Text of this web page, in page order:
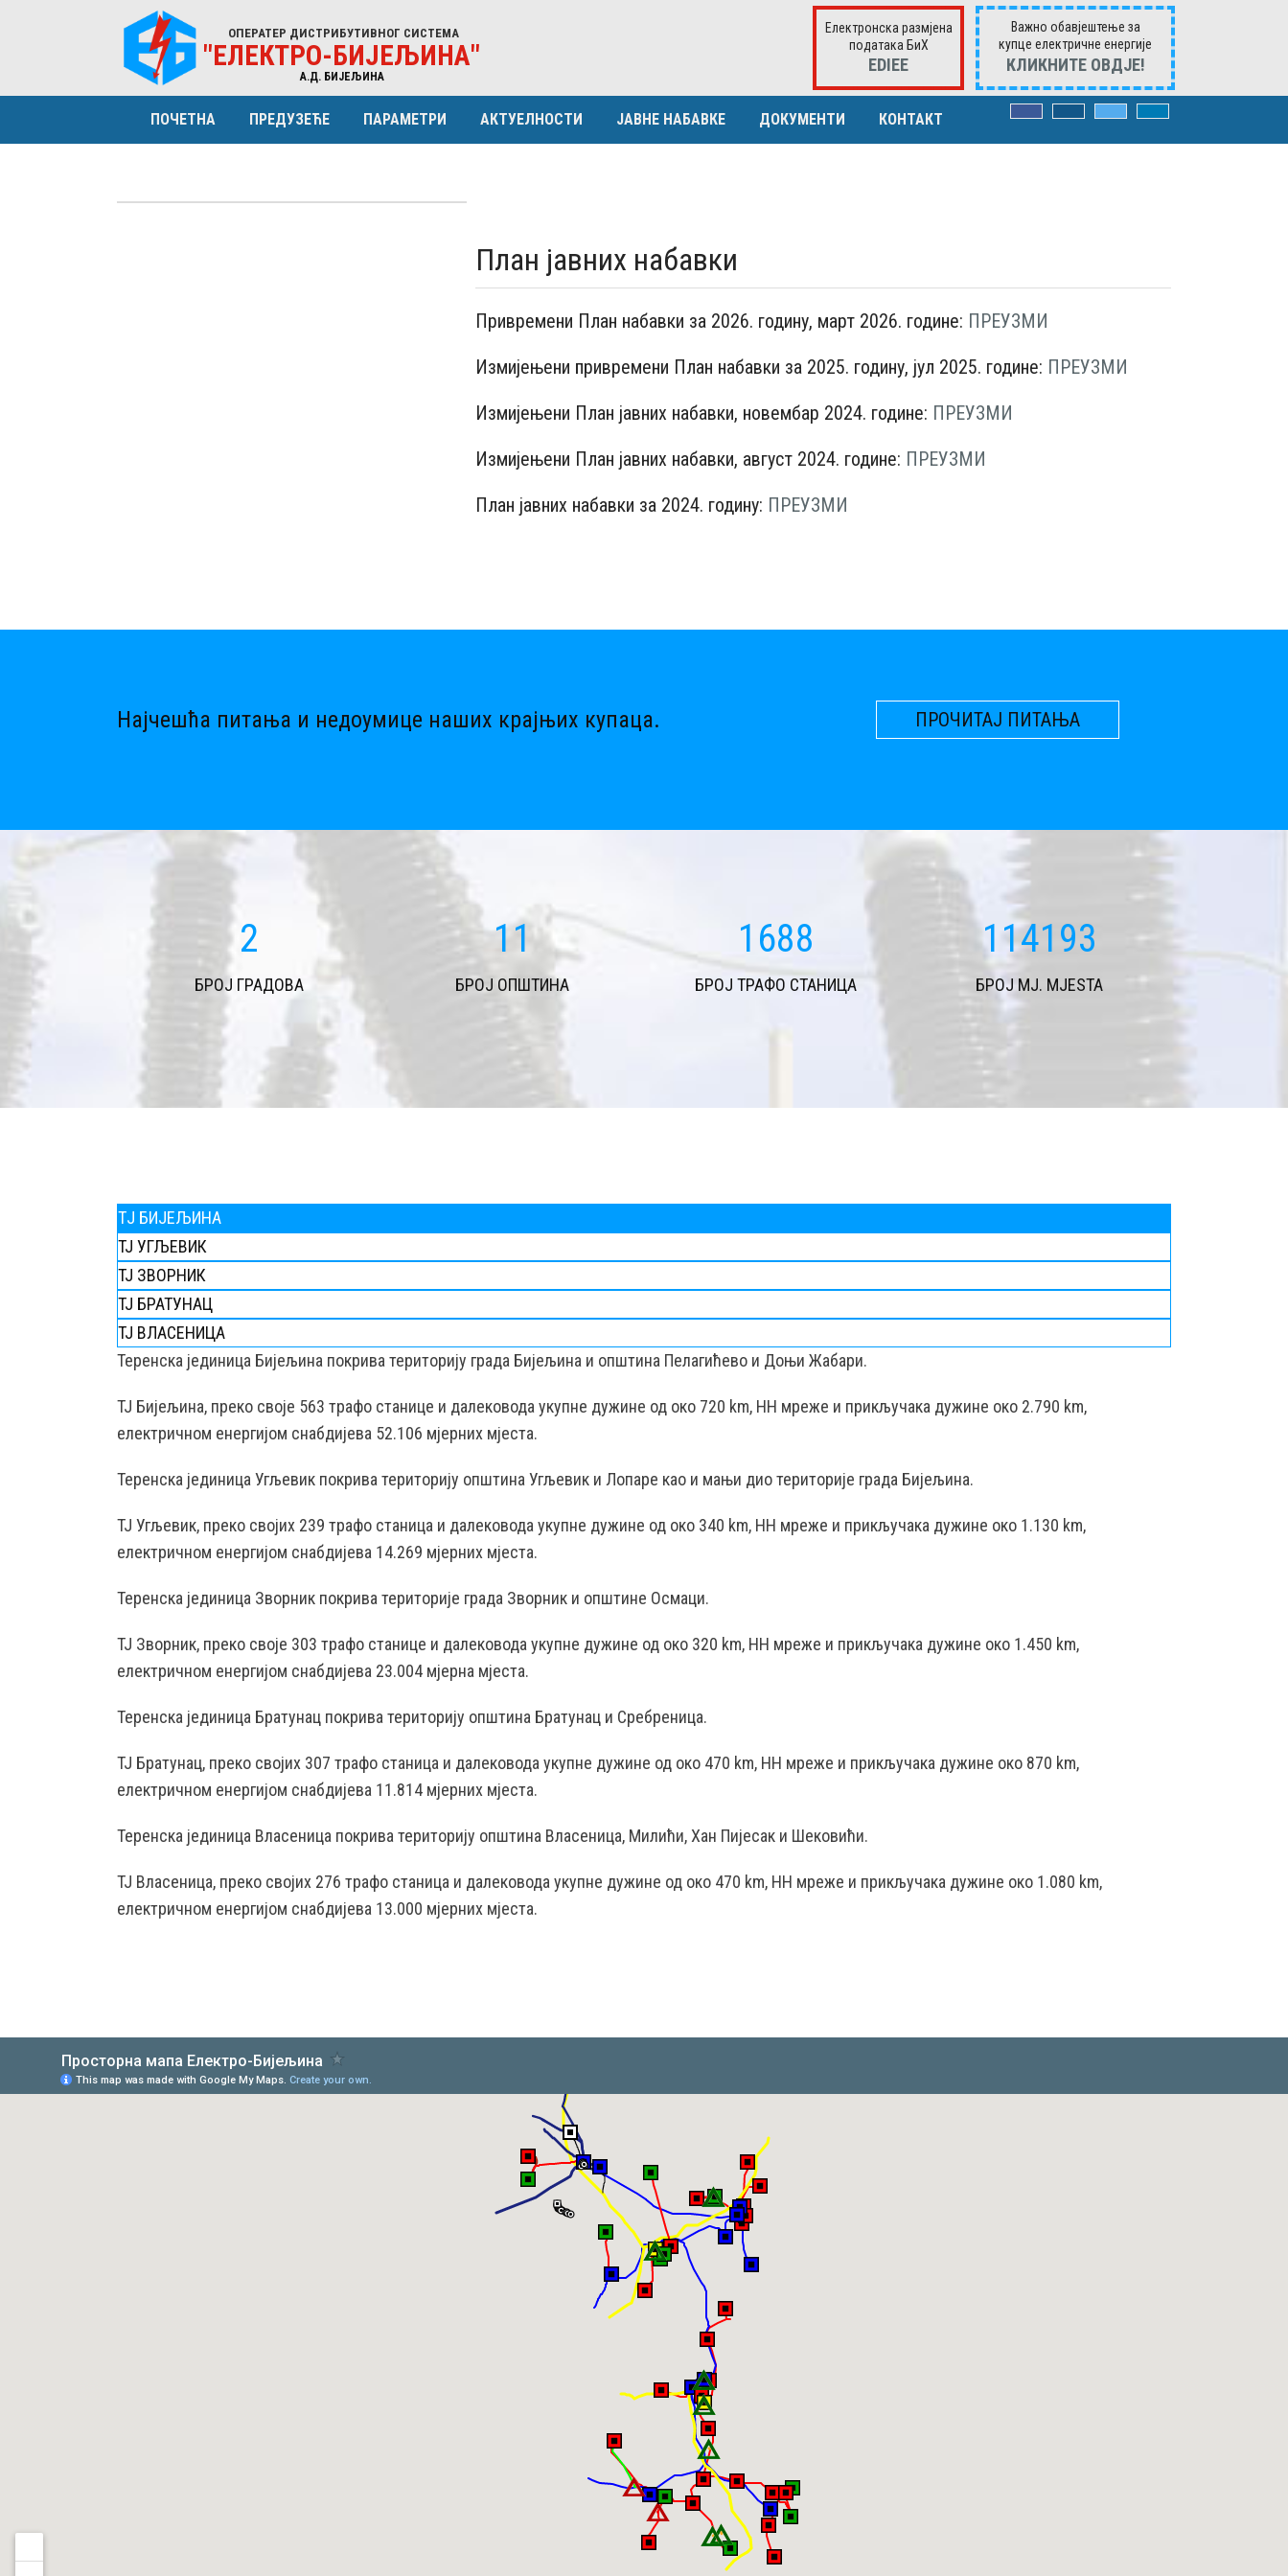
ОПЕРАТЕР ДИСТРИБУТИВНОГ СИСТЕМА
"ЕЛЕКТРО-БИЈЕЉИНА"
A.Д. БИЈЕЉИНА
Електронска размјена
података БиХ
ЕDIEE
Важно обавјештење за
купце електричне енергије
КЛИКНИTE ОВДЈЕ!
ПОЧЕТНА ПРЕДУЗЕЋЕ
ОРГАНИЗАЦИЈА СКУПШТИНА
ПАРАМЕТРИ
ЕНЕРГИЈА
АКТУЕЛНОСТИ ЈАВНЕ НАБАВКЕ
Извјештај о директним споразумима
ДОКУМЕНТИ КОНТАКТ
План јавних набавки
Привремени План набавки за 2026. годину, март 2026. године: ПРЕУЗМИ
Измијењени привремени План набавки за 2025. годину, јул 2025. године: ПРЕУЗМИ
Измијењени План јавних набавки, новембар 2024. године: ПРЕУЗМИ
Измијењени План јавних набавки, август 2024. године: ПРЕУЗМИ
План јавних набавки за 2024. годину: ПРЕУЗМИ
Најчешћа питања и недоумице наших крајњих купаца. ПРОЧИТАЈ ПИТАЊА
2
БРОЈ ГРАДОВА
11
БРОЈ ОПШТИНА
1688
БРОЈ ТРАФО СТАНИЦА
114193
БРОЈ MJ. MJESTA
TЈ БИЈЕЉИНА
ТЈ УГЉЕВИК
ТЈ ЗВОРНИК
ТЈ БРАТУНАЦ
ТЈ ВЛАСЕНИЦА
Teренска јединица Бијељина покрива територију града Бијељина и општина Пелагићево и Доњи Жабари.
ТЈ Бијељина, преко својe 563 трафо станице и далековода укупне дужине од око 720 km, НН мреже и прикључака дужине око 2.790 km,
електричном енергијом снабдијева 52.106 мјерних мјеста.
Теренска јединица Угљевик покрива територију општина Угљевик и Лопаре као и мањи дио територије градa Бијељина.
ТЈ Угљевик, преко својих 239 трафо станица и далековода укупне дужине од око 340 km, НН мреже и прикључака дужине око 1.130 km,
електричном енергијом снабдијева 14.269 мјерних мјеста.
Теренска јединица Зворник покрива територије града Зворник и општине Осмаци.
ТЈ Зворник, преко своје 303 трафо станице и далековода укупне дужине од око 320 km, НН мреже и прикључака дужине око 1.450 km,
електричном енергијом снабдијева 23.004 мјерна мјеста.
Теренска јединица Братунац покрива територију општина Братунац и Сребреница.
ТЈ Братунац, преко својих 307 трафо станица и далековода укупне дужине од око 470 km, НН мреже и прикључака дужине око 870 km,
електричном енергијом снабдијева 11.814 мјерних мјеста.
Теренска јединица Власеница покрива територију општина Власеница, Милићи, Хан Пијесак и Шековићи.
ТЈ Власеница, преко својих 276 трафо станица и далековода укупне дужине од око 470 km, НН мреже и прикључака дужине око 1.080 km,
електричном енергијом снабдијева 13.000 мјерних мјеста.